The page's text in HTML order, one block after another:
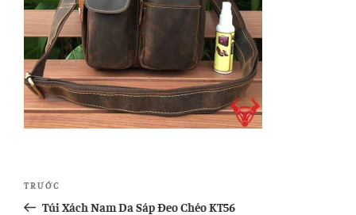
Điều
hướng
Bài
cũ
TRƯỚC
Túi Xách Nam Da Sáp Đeo Chéo KT56